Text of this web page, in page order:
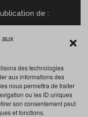
des technologies
aux informations des
nous permettra de traiter
ou les ID uniques
son consentement peut
et fonctions.
de :